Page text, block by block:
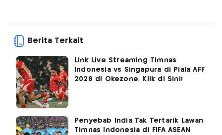
Berita Terkait
Link Live Streaming Timnas
Indonesia vs Singapura di Piala AFF
2026 di Okezone, Klik di Sini!
Penyebab India Tak Tertarik Lawan
Timnas Indonesia di FIFA ASEAN